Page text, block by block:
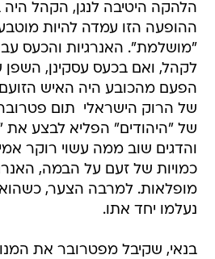
הלהקה היטיבה לנגן, הקהל
ההופעה הזו עמדה להיות
"מושלמת". האנרגיות והכעס
לקהל, ואם בכעס עסקינן,
הפעם מהכובע היה האיש הזועם
של הרוק הישראלי  תום
של "היהודים" הפליא לבצע את
והדגים שוב ממה עשוי רוקר
כמויות של זעם על הבמה,
מופלאות. למרבה הצער, כשהוא
נעלמו יחד אתו.
בנאי, שקיבל מפטרובר את